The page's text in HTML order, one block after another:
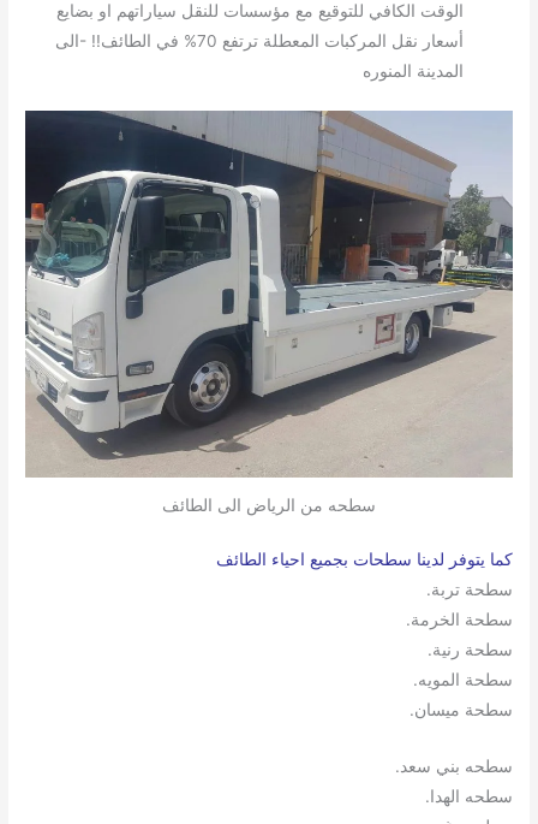
الوقت الكافي للتوقيع مع مؤسسات للنقل سياراتهم او بضايع
أسعار نقل المركبات المعطلة ترتفع 70% في الطائف!! -الى
المدينة المنوره
سطحه من الرياض الى الطائف
كما يتوفر لدينا سطحات بجميع احياء الطائف
سطحة تربة.
سطحة الخرمة.
سطحة رنية.
سطحة المويه.
سطحة ميسان.
سطحه بني سعد.
سطحه الهدا.